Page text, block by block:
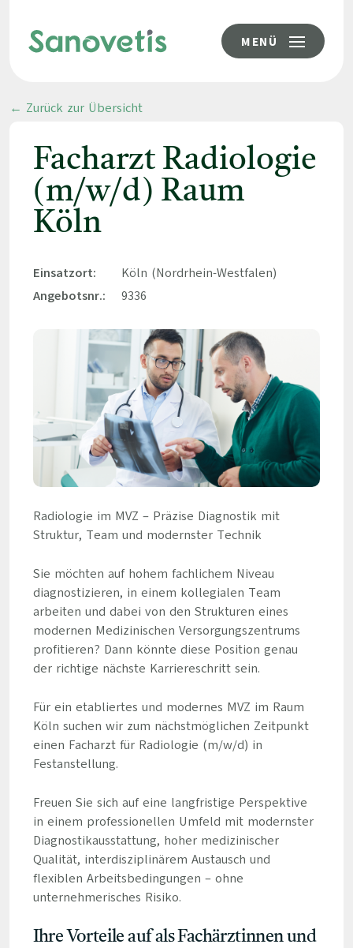
MENÜ
← Zurück zur Übersicht
Facharzt Radiologie
(m/w/d) Raum
Köln
Einsatzort:
Köln (Nordrhein-Westfalen)
Angebotsnr.:
9336
Radiologie im MVZ – Präzise Diagnostik mit
Struktur, Team und modernster Technik
Sie möchten auf hohem fachlichem Niveau
diagnostizieren, in einem kollegialen Team
arbeiten und dabei von den Strukturen eines
modernen Medizinischen Versorgungszentrums
profitieren? Dann könnte diese Position genau
der richtige nächste Karriereschritt sein.
Für ein etabliertes und modernes MVZ im Raum
Köln suchen wir zum nächstmöglichen Zeitpunkt
einen Facharzt für Radiologie (m/w/d) in
Festanstellung.
Freuen Sie sich auf eine langfristige Perspektive
in einem professionellen Umfeld mit modernster
Diagnostikausstattung, hoher medizinischer
Qualität, interdisziplinärem Austausch und
flexiblen Arbeitsbedingungen – ohne
unternehmerisches Risiko.
Ihre Vorteile auf als Fachärztinnen und